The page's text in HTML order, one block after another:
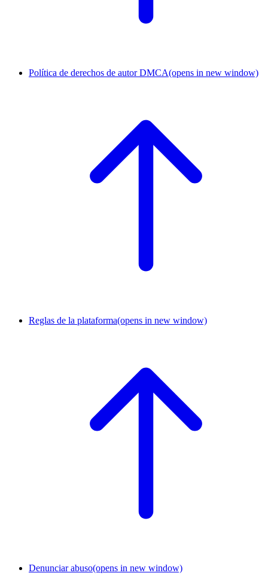
Política de derechos de autor DMCA(opens in new window)
Reglas de la plataforma(opens in new window)
Denunciar abuso(opens in new window)